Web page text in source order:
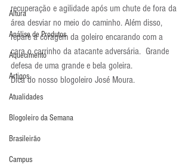
Altura
Análise de Produtos
Aquecimento
Artigos
Atualidades
Blogoleiro da Semana
Brasileirão
Campus
recuperação e agilidade após um chute de fora da
área desviar no meio do caminho. Além disso,
repare a coragem da goleiro encarando com a
cara o carrinho da atacante adversária.  Grande
defesa de uma grande e bela goleira.
Dica do nosso blogoleiro José Moura.